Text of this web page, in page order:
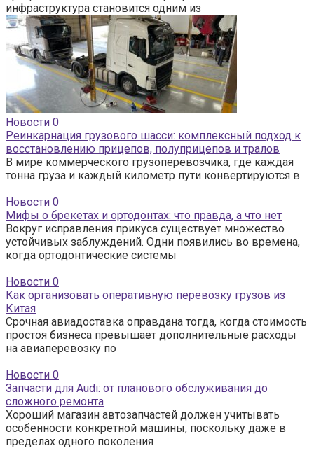
инфраструктура становится одним из
Новости 0
Реинкарнация грузового шасси: комплексный подход к
восстановлению прицепов, полуприцепов и тралов
В мире коммерческого грузоперевозчика, где каждая
тонна груза и каждый километр пути конвертируются в
Новости 0
Мифы о брекетах и ортодонтах: что правда, а что нет
Вокруг исправления прикуса существует множество
устойчивых заблуждений. Одни появились во времена,
когда ортодонтические системы
Новости 0
Как организовать оперативную перевозку грузов из
Китая
Срочная авиадоставка оправдана тогда, когда стоимость
простоя бизнеса превышает дополнительные расходы
на авиаперевозку по
Новости 0
Запчасти для Audi: от планового обслуживания до
сложного ремонта
Хороший магазин автозапчастей должен учитывать
особенности конкретной машины, поскольку даже в
пределах одного поколения